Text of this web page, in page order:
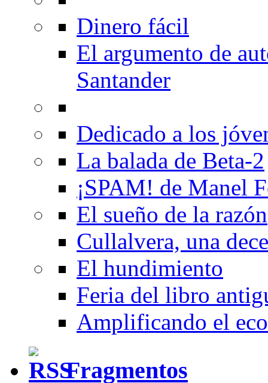
Dinero fácil
El argumento de
Santander
Dedicado a los
La balada de Beta-2
¡SPAM! de Manel
El sueño de la razón
Cullalvera, una
El hundimiento
Feria del libro
Amplificando el
Fragmentos